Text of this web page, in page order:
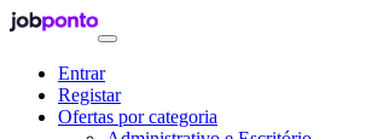
Entrar
Registar
Ofertas por categoria